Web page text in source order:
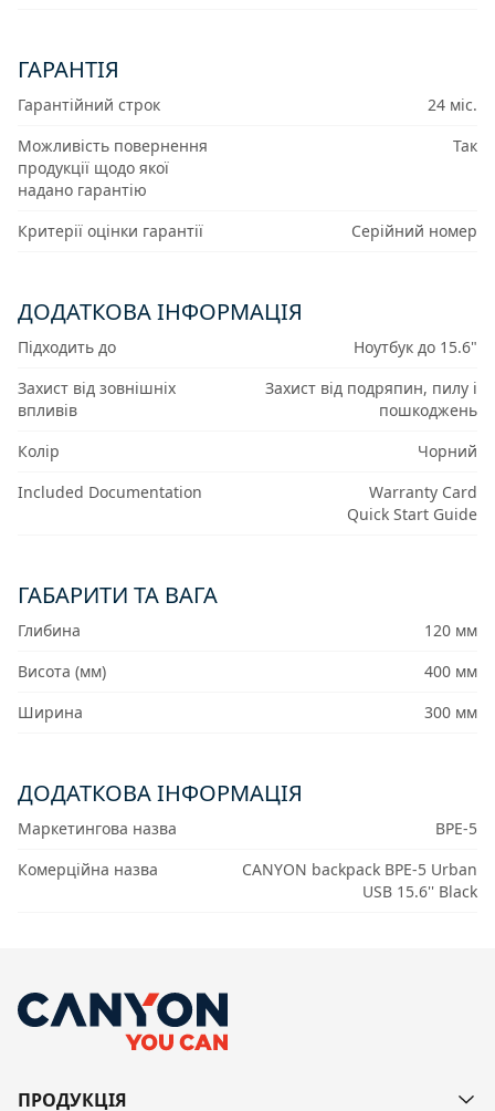
ГАРАНТІЯ
Гарантійний строк
24 міс.
Можливість повернення
продукції щодо якої
надано гарантію
Так
Критерії оцінки гарантії Серійний номер
ДОДАТКОВА ІНФОРМАЦІЯ
Підходить до
Ноутбук до 15.6"
Захист від зовнішніх
впливів
Захист від подряпин, пилу і
пошкоджень
Колір
Чорний
Included Documentation
Warranty Card
Quick Start Guide
ГАБАРИТИ ТА ВАГА
Глибина
120 мм
Висота (мм)
400 мм
Ширина
300 мм
ДОДАТКОВА ІНФОРМАЦІЯ
Маркетингова назва
BPE-5
Комерційна назва
CANYON backpack BPE-5 Urban
USB 15.6'' Black
ПРОДУКЦІЯ